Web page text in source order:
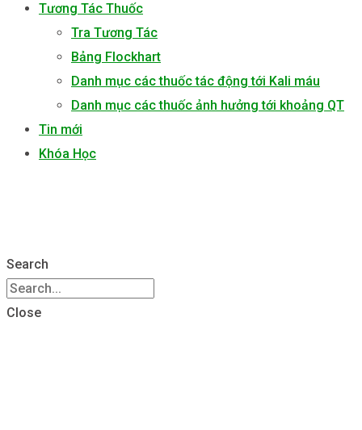
Tương Tác Thuốc
Tra Tương Tác
Bảng Flockhart
Danh mục các thuốc tác động tới Kali máu
Danh mục các thuốc ảnh hưởng tới khoảng QT
Tin mới
Khóa Học
Search
Close